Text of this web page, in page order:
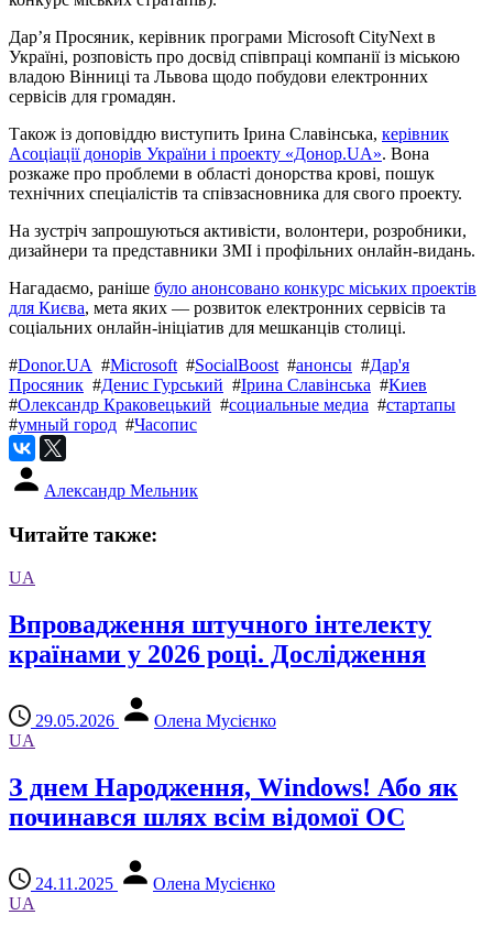
Дар’я Просяник, керівник програми Microsoft CityNext в
Україні, розповість про досвід співпраці компанії із міською
владою Вінниці та Львова щодо побудови електронних
сервісів для громадян.
Також із доповіддю виступить Ірина Славінська, керівник
Асоціації донорів України і проекту «Донор.UA». Вона
розкаже про проблеми в області донорства крові, пошук
технічних спеціалістів та співзасновника для свого проекту.
На зустріч запрошуються активісти, волонтери, розробники,
дизайнери та представники ЗМІ і профільних онлайн-видань.
Нагадаємо, раніше було анонсовано конкурс міських проектів
для Києва, мета яких — розвиток електронних сервісів та
соціальних онлайн-ініціатив для мешканців столиці.
#Donor.UA #Microsoft#SocialBoost#анонсы #Дар'я
Просяник #Денис Гурський #Ірина Славінська #Киев
#Олександр Краковецький #социальные медиа #стартапы
#умный город #Часопис
Александр Мельник
Читайте также:
UA
Впровадження штучного інтелекту
країнами у 2026 році. Дослідження
29.05.2026
Олена Мусієнко
UA
З днем ​​Народження, Windows! Або як
починався шлях всім відомої ОС
24.11.2025
Олена Мусієнко
UA